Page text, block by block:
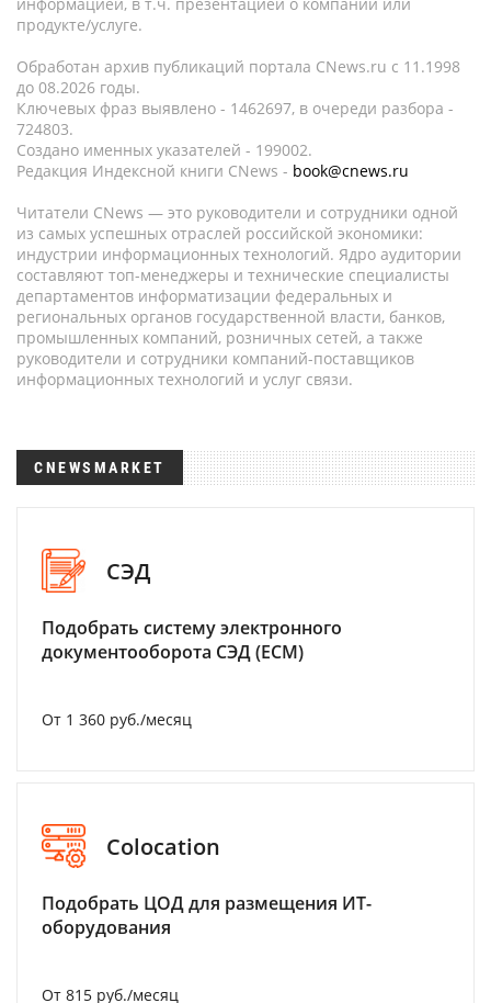
продукте/услуге.
Обработан архив публикаций портала CNews.ru c 11.1998
до 08.2026 годы.
Ключевых фраз выявлено - 1462697, в очереди разбора -
724803.
Создано именных указателей - 199002.
Редакция Индексной книги CNews - book@cnews.ru
Читатели CNews — это руководители и сотрудники одной
из самых успешных отраслей российской экономики:
индустрии информационных технологий. Ядро аудитории
составляют топ-менеджеры и технические специалисты
департаментов информатизации федеральных и
региональных органов государственной власти, банков,
промышленных компаний, розничных сетей, а также
руководители и сотрудники компаний-поставщиков
информационных технологий и услуг связи.
CNEWSMARKET
СЭД
Подобрать систему электронного
документооборота СЭД (ECM)
От 1 360 руб./месяц
Colocation
Подобрать ЦОД для размещения ИТ-
оборудования
От 815 руб./месяц